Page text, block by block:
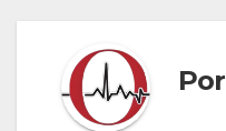
Por